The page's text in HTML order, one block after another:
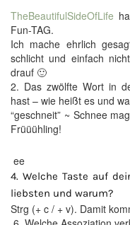
TheBeautifulSideOfLife
Fun-TAG.
Ich mache ehrlich
schlicht und einfach
drauf 🙂
2. Das zwölfte Wort in
hast – wie heißt es und
“geschneit” ~ Schnee
Früüühling!
ee
4. Welche Taste auf
liebsten und warum?
Strg (+ c / + v). Damit